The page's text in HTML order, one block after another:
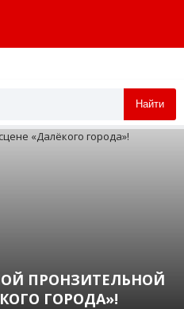
Найти
ПРОНЗИТЕЛЬНОЙ
ГОРОДА»!